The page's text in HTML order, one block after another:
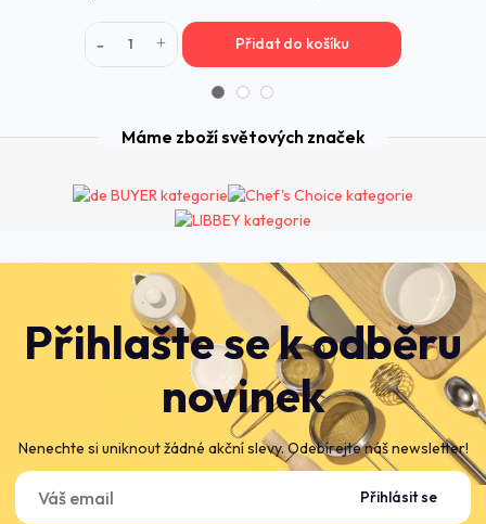
Přidat do košíku
Přihlašte se k odběru
novinek
Nenechte si uniknout žádné akční slevy. Odebírejte náš newsletter!
Přihlásit se
Máme zboží světových značek